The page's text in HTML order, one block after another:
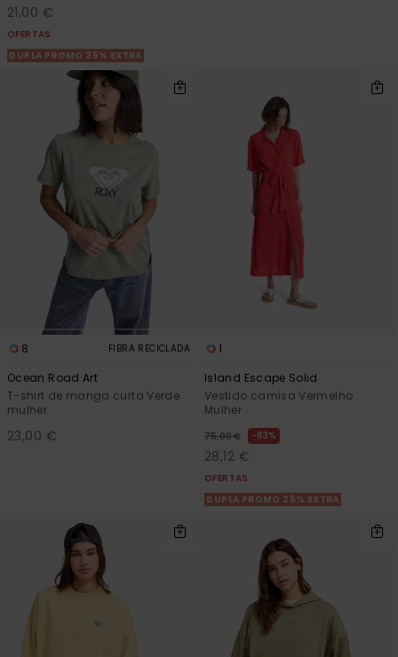
21,00 €
OFERTAS
DUPLA PROMO 25% EXTRA
8 FIBRA RECICLADA
Ocean Road Art
T-shirt de manga curta Verde
mulher
23,00 €
1
Island Escape Solid
Vestido camisa Vermelho
Mulher
75,00 € 63%
28,12 €
OFERTAS
DUPLA PROMO 25% EXTRA